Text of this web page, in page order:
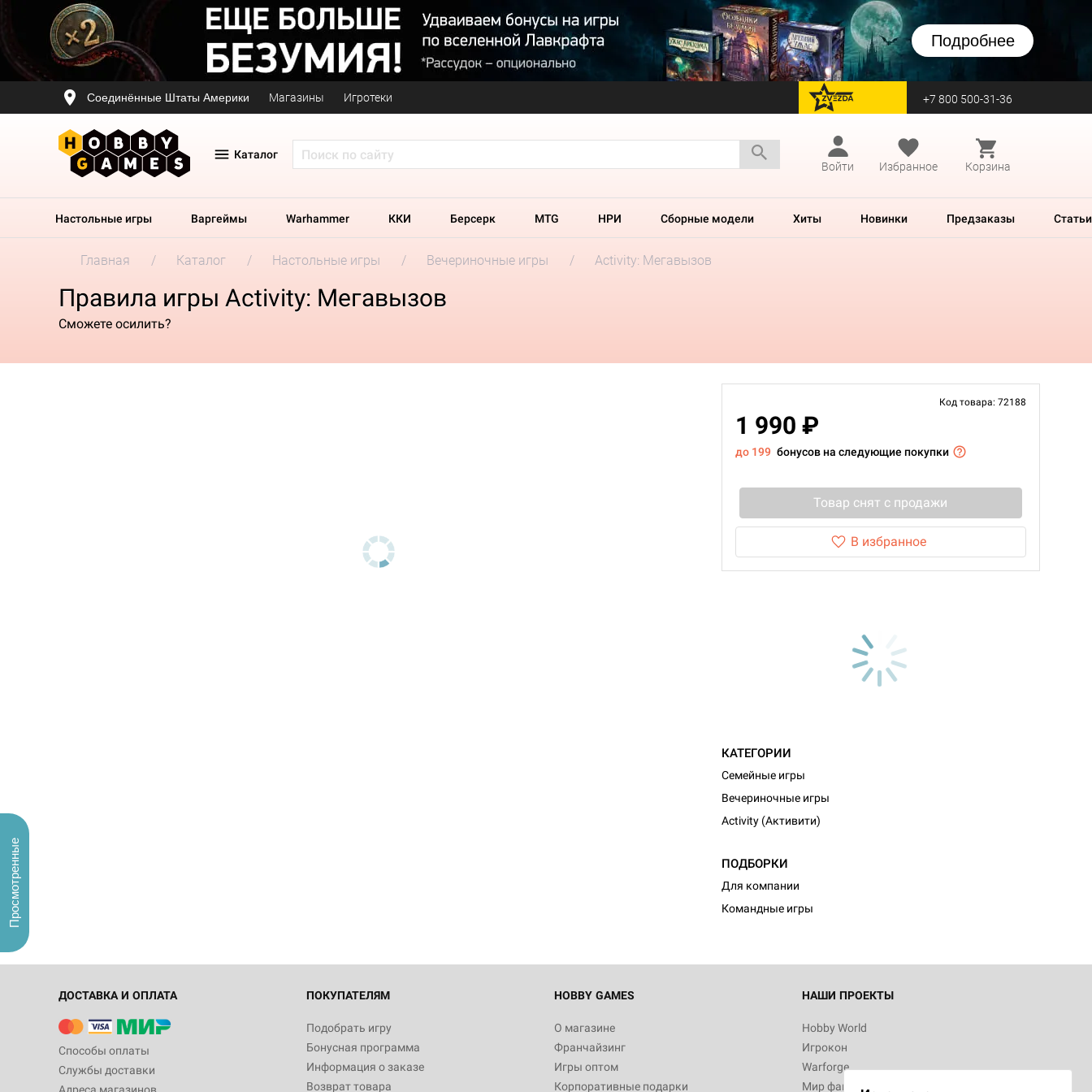
Подробнее
Соединённые Штаты Америки Магазины Игротеки перейти на Zvezda +7 800 500-31-36
Каталог
Войти
Избранное Корзина
Настольные игры Варгеймы Warhammer ККИ Берсерк MTG НРИ Сборные модели Хиты Новинки Предзаказы Статьи
Главная Каталог Настольные игры Вечериночные игры Activity: Мегавызов
Правила игры Activity: Мегавызов
Сможете осилить?
Код товара: 72188
1 990 ₽
до 199 бонусов на следующие покупки
Товар снят с продажи
В избранное
КАТЕГОРИИ
Семейные игры
Вечериночные игры
Activity (Активити)
ПОДБОРКИ
Для компании
Командные игры
ДОСТАВКА И ОПЛАТА
Способы оплаты
Службы доставки
ПОКУПАТЕЛЯМ
Подобрать игру
Бонусная программа
Информация о заказе
Возврат товара
HOBBY GAMES
О магазине
Франчайзинг
Игры оптом
Корпоративные подарки
НАШИ ПРОЕКТЫ
Hobby World
Игрокон
Warforge
Мир фантастики
Просмотренные
Белая смерть
12 990
Настольная игра Hobby World Берсерк.